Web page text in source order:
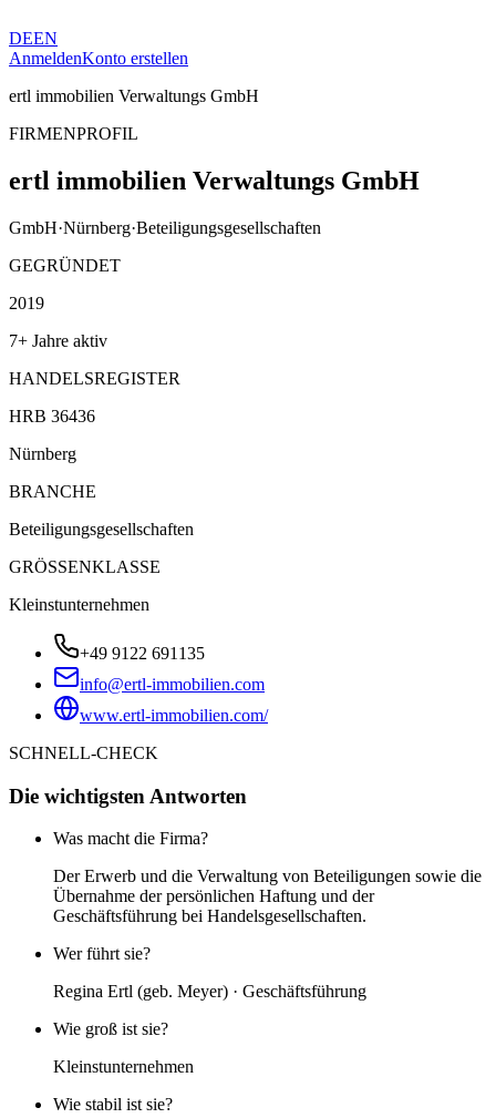
DEEN
AnmeldenKonto erstellen
ertl immobilien Verwaltungs GmbH
FIRMENPROFIL
ertl immobilien Verwaltungs GmbH
GmbH·Nürnberg·Beteiligungsgesellschaften
GEGRÜNDET
2019
7+ Jahre aktiv
HANDELSREGISTER
HRB 36436
Nürnberg
BRANCHE
Beteiligungsgesellschaften
GRÖSSENKLASSE
Kleinstunternehmen
+49 9122 691135
info@ertl-immobilien.com
www.ertl-immobilien.com/
SCHNELL-CHECK
Die wichtigsten Antworten
Was macht die Firma?
Der Erwerb und die Verwaltung von Beteiligungen sowie die
Übernahme der persönlichen Haftung und der
Geschäftsführung bei Handelsgesellschaften.
Wer führt sie?
Regina Ertl (geb. Meyer) · Geschäftsführung
Wie groß ist sie?
Kleinstunternehmen
Wie stabil ist sie?